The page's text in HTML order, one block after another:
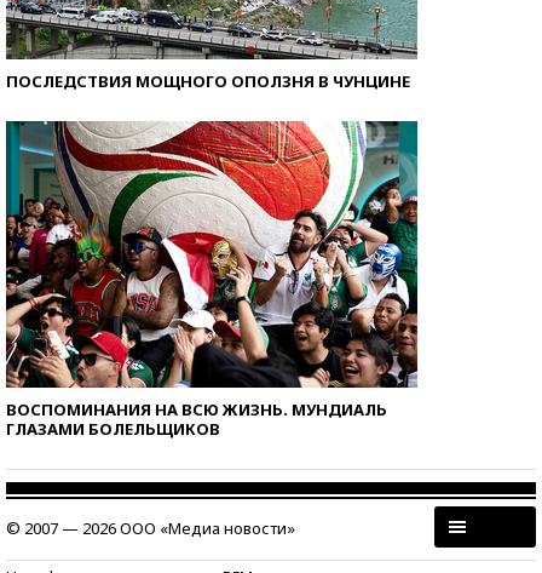
ПОСЛЕДСТВИЯ МОЩНОГО ОПОЛЗНЯ В ЧУНЦИНЕ
ВОСПОМИНАНИЯ НА ВСЮ ЖИЗНЬ. МУНДИАЛЬ
ГЛАЗАМИ БОЛЕЛЬЩИКОВ
© 2007 — 2026 ООО «Медиа новости»